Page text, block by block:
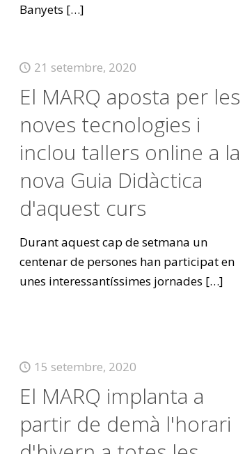
Banyets […]
21 setembre, 2020
El MARQ aposta per les
noves tecnologies i
inclou tallers online a la
nova Guia Didàctica
d'aquest curs
Durant aquest cap de setmana un
centenar de persones han participat en
unes interessantíssimes jornades […]
15 setembre, 2020
El MARQ implanta a
partir de demà l'horari